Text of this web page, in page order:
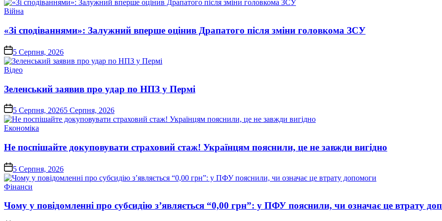
Опублікувати
Війна
«Зі сподіваннями»: Залужний вперше оцінив Драпатого після зміни головкома ЗСУ
on 5 Серпня, 2026
Опублікувати
Відео
Зеленський заявив про удар по НПЗ у Пермі
on 5 Серпня, 20265 Серпня, 2026
Опублікувати
Економіка
Не поспішайте докуповувати страховий стаж! Українцям пояснили, це не завжди вигідно
on 5 Серпня, 2026
Опублікувати
Фінанси
Чому у повідомленні про субсидію з’являється “0,00 грн”: у ПФУ пояснили, чи означає це втрату